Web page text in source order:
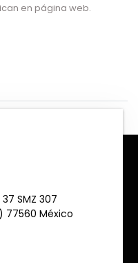
en página web.
37 SMZ 307
77560 México